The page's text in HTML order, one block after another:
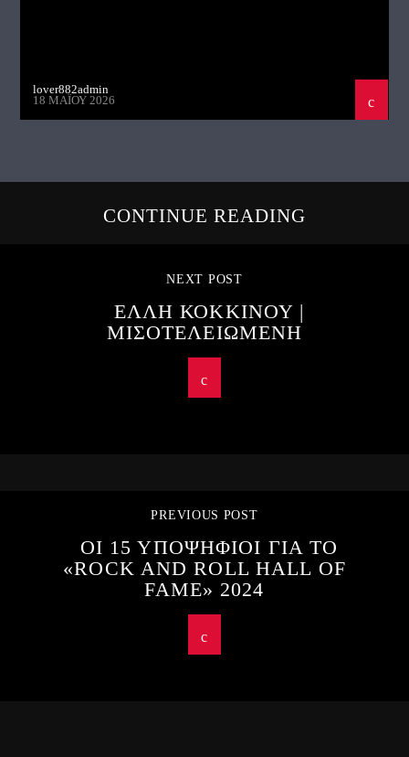
lover882admin
18 ΜΑΪ́ΟΥ 2026
CONTINUE READING
NEXT POST
ΕΛΛΗ ΚΟΚΚΙΝΟΥ |
ΜΙΣΟΤΕΛΕΙΩΜΕΝΗ
PREVIOUS POST
ΟΙ 15 ΥΠΟΨΗΦΙΟΙ ΓΙΑ ΤΟ
«ROCK AND ROLL HALL OF
FAME» 2024